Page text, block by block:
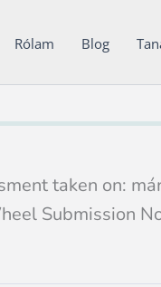
Rólam Blog
taken on:
Submission